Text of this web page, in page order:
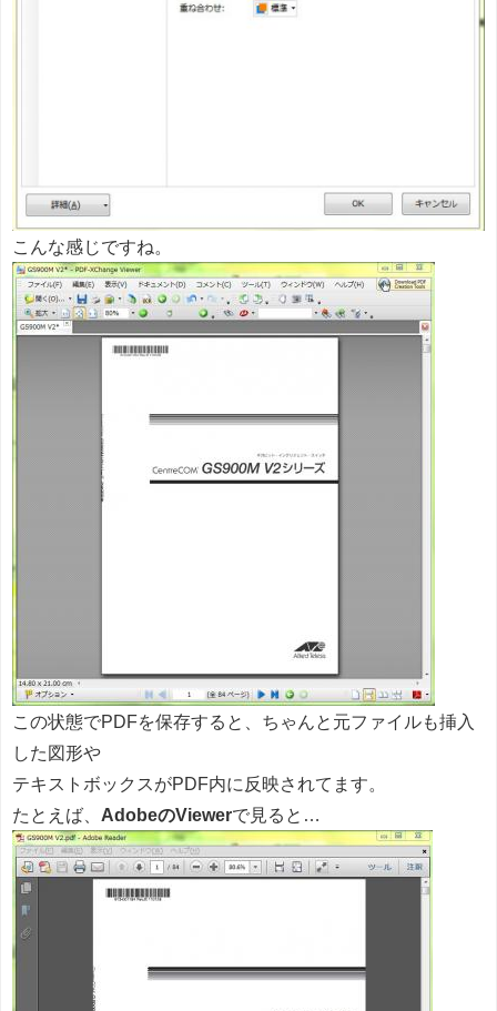
こんな感じですね。
この状態でPDFを保存すると、ちゃんと元ファイルも挿入
した図形や
テキストボックスがPDF内に反映されてます。
たとえば、 AdobeのViewerで見ると…